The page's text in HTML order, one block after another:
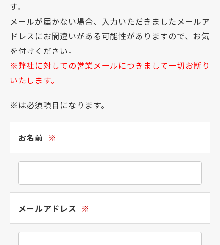
す。
メールが届かない場合、入力いただきましたメールア
ドレスにお間違いがある可能性がありますので、お気
を付けください。
※弊社に対しての営業メールにつきまして一切お断り
いたします。
※は必須項目になります。
お名前 ※
メールアドレス ※